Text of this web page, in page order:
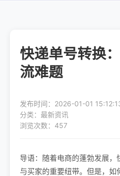
快递单号转换
流难题
发布时间：2026-01-01
分类：最新资讯
浏览次数：457
导语：随着电商的蓬勃发展，
与买家的重要纽带。但是，如